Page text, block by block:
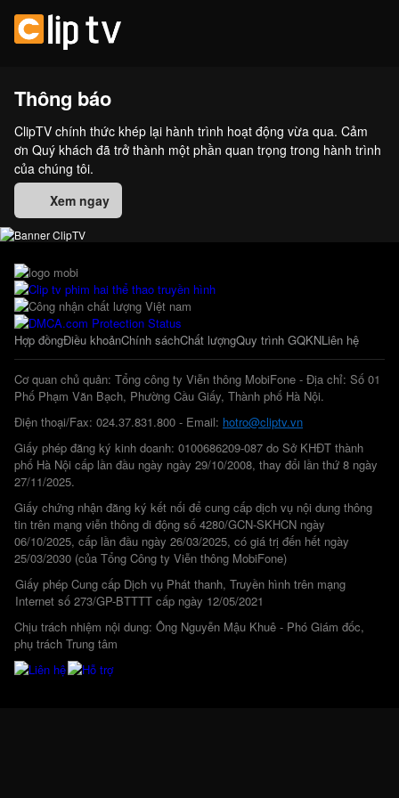
Thông báo
ClipTV chính thức khép lại hành trình hoạt động vừa qua. Cảm
ơn Quý khách đã trở thành một phần quan trọng trong hành trình
của chúng tôi.
Xem ngay
Hợp đồngĐiều khoảnChính sáchChất lượngQuy trình GQKNLiên hệ
Cơ quan chủ quản: Tổng công ty Viễn thông MobiFone - Địa chỉ: Số 01
Phố Phạm Văn Bạch, Phường Cầu Giấy, Thành phố Hà Nội.
Điện thoại/Fax: 024.37.831.800 - Email: hotro@cliptv.vn
Giấy phép đăng ký kinh doanh: 0100686209-087 do Sở KHĐT thành
phố Hà Nội cấp lần đầu ngày ngày 29/10/2008, thay đổi lần thứ 8 ngày
27/11/2025.
Giấy chứng nhận đăng ký kết nối để cung cấp dịch vụ nội dung thông
tin trên mạng viễn thông di động số 4280/GCN-SKHCN ngày
06/10/2025, cấp lần đầu ngày 26/03/2025, có giá trị đến hết ngày
25/03/2030 (của Tổng Công ty Viễn thông MobiFone)
Giấy phép Cung cấp Dịch vụ Phát thanh, Truyền hình trên mạng
Internet số 273/GP-BTTTT cấp ngày 12/05/2021
Chịu trách nhiệm nội dung: Ông Nguyễn Mậu Khuê - Phó Giám đốc,
phụ trách Trung tâm